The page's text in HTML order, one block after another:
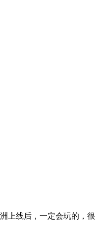
上线后，一定会玩的，很